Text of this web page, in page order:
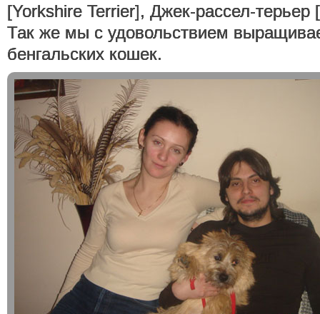
[Yorkshire Terrier], Джек-рассел-терьер
Так же мы с удовольствием
бенгальских кошек.